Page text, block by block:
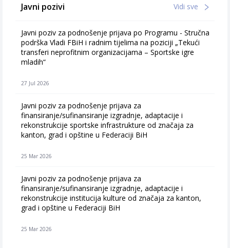
Javni pozivi Vidi sve
Javni poziv za podnošenje prijava po Programu - Stručna
podrška Vladi FBiH i radnim tijelima na poziciji „Tekući
transferi neprofitnim organizacijama – Sportske igre
mladih“
27 Jul 2026
Javni poziv za podnošenje prijava za
finansiranje/sufinansiranje izgradnje, adaptacije i
rekonstrukcije sportske infrastrukture od značaja za
kanton, grad i opštine u Federaciji BiH
25 Mar 2026
Javni poziv za podnošenje prijava za
finansiranje/sufinansiranje izgradnje, adaptacije i
rekonstrukcije institucija kulture od značaja za kanton,
grad i opštine u Federaciji BiH
25 Mar 2026